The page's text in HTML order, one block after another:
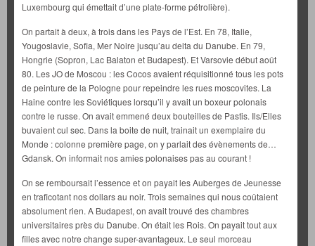
Luxembourg qui émettait d’une plate-forme pétrolière).
On partait à deux, à trois dans les Pays de l’Est. En 78, Italie,
Yougoslavie, Sofia, Mer Noire jusqu’au delta du Danube. En 79,
Hongrie (Sopron, Lac Balaton et Budapest). Et Varsovie début août
80. Les JO de Moscou : les Cocos avaient réquisitionné tous les pots
de peinture de la Pologne pour repeindre les rues moscovites. La
Haine contre les Soviétiques lorsqu’il y avait un boxeur polonais
contre le russe. On avait emmené deux bouteilles de Pastis. Ils/Elles
buvaient cul sec. Dans la boite de nuit, trainait un exemplaire du
Monde : colonne première page, on y parlait des évènements de…
Gdansk. On informait nos amies polonaises pas au courant !
On se remboursait l’essence et on payait les Auberges de Jeunesse
en traficotant nos dollars au noir. Trois semaines qui nous coûtaient
absolument rien. A Budapest, on avait trouvé des chambres
universitaires près du Danube. On était les Rois. On payait tout aux
filles avec notre change super-avantageux. Le seul morceau